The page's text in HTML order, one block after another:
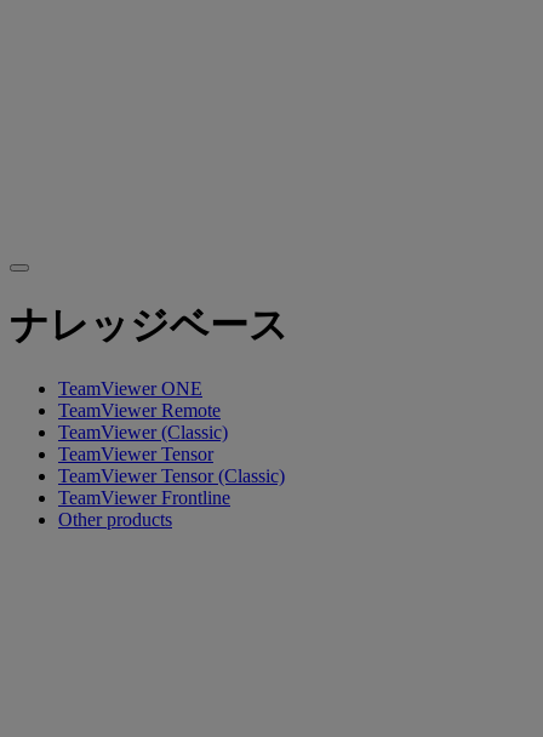
ナレッジベース
TeamViewer ONE
TeamViewer Remote
TeamViewer (Classic)
TeamViewer Tensor
TeamViewer Tensor (Classic)
TeamViewer Frontline
Other products